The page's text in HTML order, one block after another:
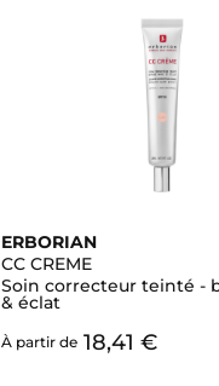
ERBORIAN
CC CREME
Soin correcteur teinté -
& éclat
À partir de 18,41 €